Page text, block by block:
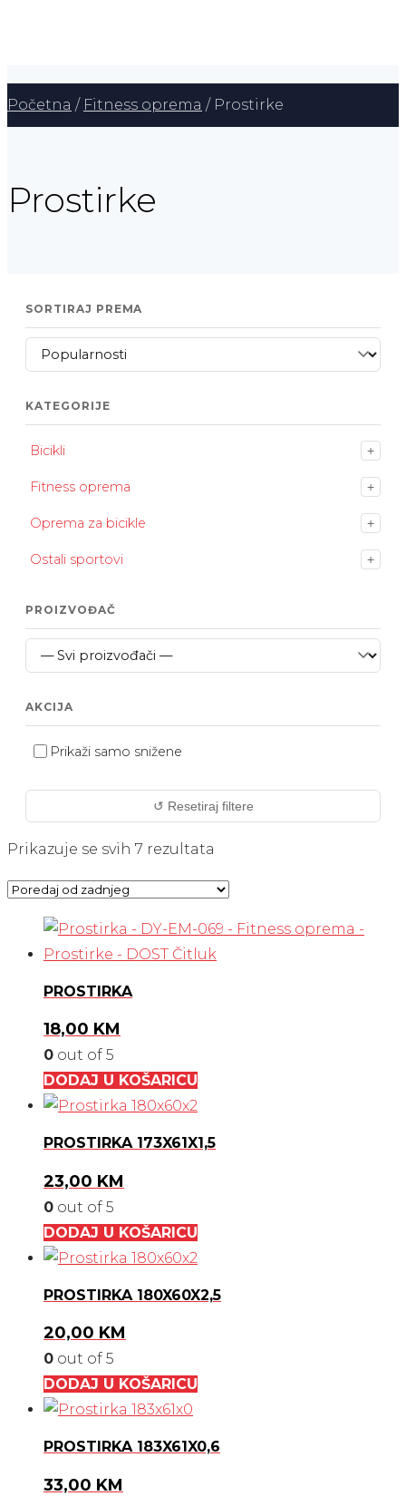
Početna / Fitness oprema / Prostirke
Prostirke
SORTIRAJ PREMA
KATEGORIJE
Bicikli +
Fitness oprema +
Oprema za bicikle +
Ostali sportovi +
PROIZVOĐAČ
AKCIJA
Prikaži samo snižene
↺ Resetiraj filtere
Prikazuje se svih 7 rezultata
najnovijem
PROSTIRKA
18,00 KM
0 out of 5
DODAJ U KOŠARICU
PROSTIRKA 173X61X1,5
23,00 KM
0 out of 5
DODAJ U KOŠARICU
PROSTIRKA 180X60X2,5
20,00 KM
0 out of 5
DODAJ U KOŠARICU
PROSTIRKA 183X61X0,6
33,00 KM